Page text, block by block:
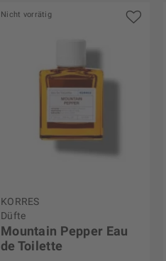
Nicht vorrätig
KORRES
Düfte
Mountain Pepper Eau
de Toilette